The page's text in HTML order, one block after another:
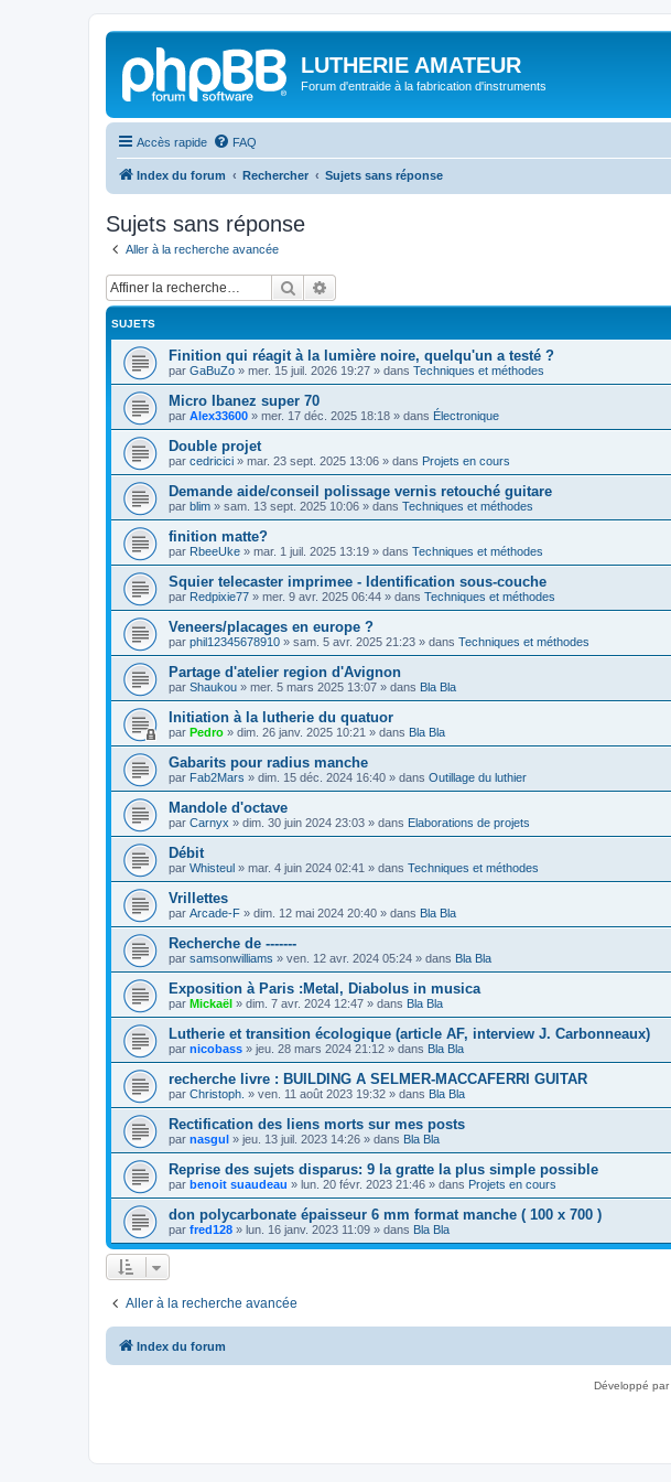
LUTHERIE AMATEUR
Forum d'entraide à la fabrication d'instruments
Accès rapide FAQ
Index du forum Rechercher Sujets sans réponse
Sujets sans réponse
Aller à la recherche avancée
Rechercher
SUJETS
Finition qui réagit à la lumière noire, quelqu'un a testé ?
par GaBuZo » mer. 15 juil. 2026 19:27 » dans Techniques et méthodes
Micro Ibanez super 70
par Alex33600 » mer. 17 déc. 2025 18:18 » dans Électronique
Double projet
par cedricici » mar. 23 sept. 2025 13:06 » dans Projets en cours
Demande aide/conseil polissage vernis retouché guitare
par blim » sam. 13 sept. 2025 10:06 » dans Techniques et méthodes
finition matte?
par RbeeUke » mar. 1 juil. 2025 13:19 » dans Techniques et méthodes
Squier telecaster imprimee - Identification sous-couche
par Redpixie77 » mer. 9 avr. 2025 06:44 » dans Techniques et méthodes
Veneers/placages en europe ?
par phil12345678910 » sam. 5 avr. 2025 21:23 » dans Techniques et méthodes
Partage d'atelier region d'Avignon
par Shaukou » mer. 5 mars 2025 13:07 » dans Bla Bla
Initiation à la lutherie du quatuor
par Pedro » dim. 26 janv. 2025 10:21 » dans Bla Bla
Gabarits pour radius manche
par Fab2Mars » dim. 15 déc. 2024 16:40 » dans Outillage du luthier
Mandole d'octave
par Carnyx » dim. 30 juin 2024 23:03 » dans Elaborations de projets
Débit
par Whisteul » mar. 4 juin 2024 02:41 » dans Techniques et méthodes
Vrillettes
par Arcade-F » dim. 12 mai 2024 20:40 » dans Bla Bla
Recherche de -------
par samsonwilliams » ven. 12 avr. 2024 05:24 » dans Bla Bla
Exposition à Paris :Metal, Diabolus in musica
par Mickaël » dim. 7 avr. 2024 12:47 » dans Bla Bla
Lutherie et transition écologique (article AF, interview J. Carbonneaux)
par nicobass » jeu. 28 mars 2024 21:12 » dans Bla Bla
recherche livre : BUILDING A SELMER-MACCAFERRI GUITAR
par Christoph. » ven. 11 août 2023 19:32 » dans Bla Bla
Rectification des liens morts sur mes posts
par nasgul » jeu. 13 juil. 2023 14:26 » dans Bla Bla
Reprise des sujets disparus: 9 la gratte la plus simple possible
par benoit suaudeau » lun. 20 févr. 2023 21:46 » dans Projets en cours
don polycarbonate épaisseur 6 mm format manche ( 100 x 700 )
par fred128 » lun. 16 janv. 2023 11:09 » dans Bla Bla
Aller à la recherche avancée
Index du forum
Développé par